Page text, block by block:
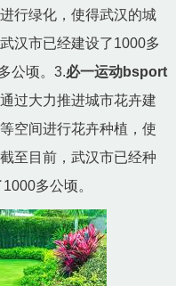
行绿化，使得武汉的城
汉市已经建设了1000多
公顷。3.必一运动bsport
过大力推进城市花卉建
空间进行花卉种植，使
至目前，武汉市已经种
多公顷。